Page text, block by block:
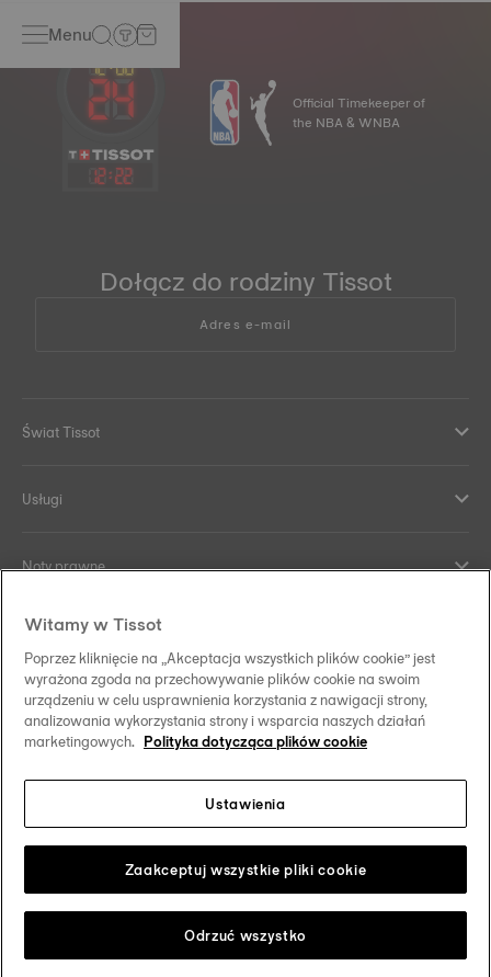
Menu
12:22
Official Timekeeper of
the NBA & WNBA
Dołącz do rodziny Tissot
Adres e-mail
Świat Tissot
Usługi
Noty prawne
Kontakt
Co nas wyróżnia
Obserwuj nas w mediach społecznościowych
Zmień swój kraj/region Tissot Copyrights 2026
Witamy w Tissot
Poprzez kliknięcie na „Akceptacja wszystkich plików cookie” jest
wyrażona zgoda na przechowywanie plików cookie na swoim
urządzeniu w celu usprawnienia korzystania z nawigacji strony,
analizowania wykorzystania strony i wsparcia naszych działań
marketingowych. Polityka dotycząca plików cookie
Ustawienia
Odrzuć wszystko
Zaakceptuj wszystkie pliki cookie